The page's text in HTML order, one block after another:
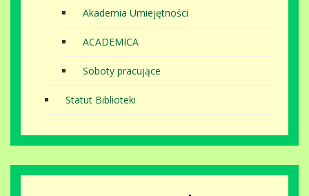
Akademia Umiejętności
ACADEMICA
Soboty pracujące
Statut Biblioteki